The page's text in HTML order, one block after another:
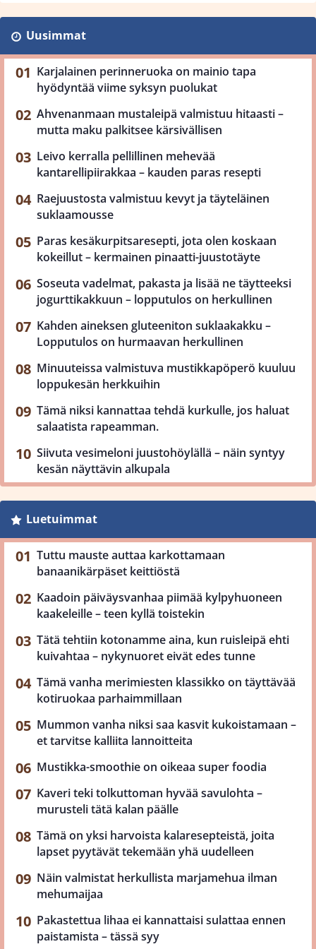
Uusimmat
Karjalainen perinneruoka on mainio tapa
hyödyntää viime syksyn puolukat
Ahvenanmaan mustaleipä valmistuu hitaasti –
mutta maku palkitsee kärsivällisen
Leivo kerralla pellillinen mehevää
kantarellipiirakkaa – kauden paras resepti
Raejuustosta valmistuu kevyt ja täyteläinen
suklaamousse
Paras kesäkurpitsaresepti, jota olen koskaan
kokeillut – kermainen pinaatti-juustotäyte
Soseuta vadelmat, pakasta ja lisää ne täytteeksi
jogurttikakkuun – lopputulos on herkullinen
Kahden aineksen gluteeniton suklaakakku –
Lopputulos on hurmaavan herkullinen
Minuuteissa valmistuva mustikkapöperö kuuluu
loppukesän herkkuihin
Tämä niksi kannattaa tehdä kurkulle, jos haluat
salaatista rapeamman.
Siivuta vesimeloni juustohöylällä – näin syntyy
kesän näyttävin alkupala
Luetuimmat
Tuttu mauste auttaa karkottamaan
banaanikärpäset keittiöstä
Kaadoin päiväysvanhaa piimää kylpyhuoneen
kaakeleille – teen kyllä toistekin
Tätä tehtiin kotonamme aina, kun ruisleipä ehti
kuivahtaa – nykynuoret eivät edes tunne
Tämä vanha merimiesten klassikko on täyttävää
kotiruokaa parhaimmillaan
Mummon vanha niksi saa kasvit kukoistamaan –
et tarvitse kalliita lannoitteita
Mustikka-smoothie on oikeaa super foodia
Kaveri teki tolkuttoman hyvää savulohta –
murusteli tätä kalan päälle
Tämä on yksi harvoista kalaresepteistä, joita
lapset pyytävät tekemään yhä uudelleen
Näin valmistat herkullista marjamehua ilman
mehumaijaa
Pakastettua lihaa ei kannattaisi sulattaa ennen
paistamista – tässä syy